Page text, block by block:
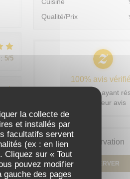
la collecte de
et installés par
facultatifs servent
(ex : en lien
Cliquez sur « Tout
pouvez modifier
des pages
: 5/5
5/5
Qualité/Prix
100% avis
Seuls les clients ayant
laissé leur avis
Réservation
RÉSERVER